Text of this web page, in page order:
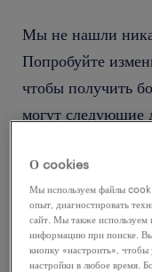
Мы не нашли
Попробуйте
чтобы получить
могут следующие
Попробуйте
Вы искали
Учтите
О cookies
Мы используем файлы
опыт, диагностировать
сайт. Мы также используем
информацию при поиске.
кнопку «настроить»,
настройки в любое время.